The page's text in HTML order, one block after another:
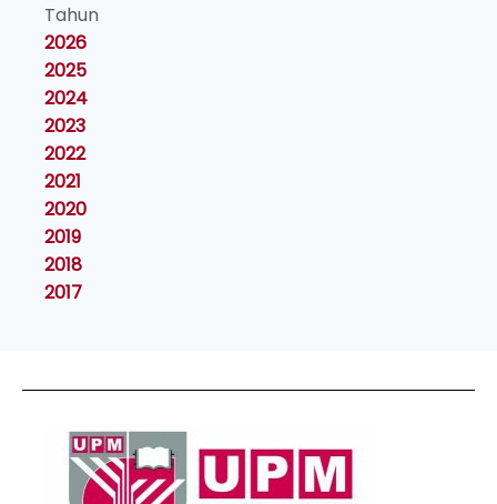
Tahun
2026
2025
2024
2023
2022
2021
2020
2019
2018
2017